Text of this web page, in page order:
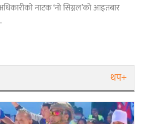
नाटक ‘नो सिग्नल’को आइतबार
थप+